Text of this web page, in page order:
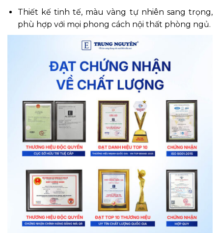
Thiết kế tinh tế, màu vàng tự nhiên sang trọng,
phù hợp với mọi phong cách nội thất phòng ngủ.